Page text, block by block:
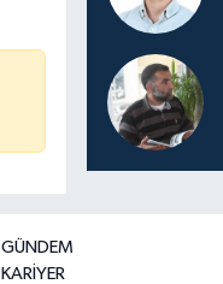
GÜNDEM
KARİYER